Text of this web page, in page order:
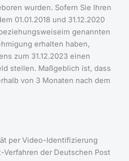
wurden. Sofern Sie Ihren
01.01.2018 und 31.12.2020
genannten
erhalten haben,
zum 31.12.2023 einen
stellen. Maßgeblich ist, dass
von 3 Monaten nach dem
per Video-Identifizierung
der Deutschen Post